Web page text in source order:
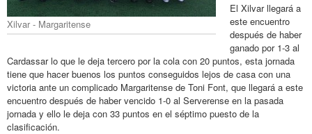
Xilvar - Margaritense
El Xilvar llegará a
este encuentro
después de haber
ganado por 1-3 al
Cardassar lo que le deja tercero por la cola con 20 puntos, esta jornada
tiene que hacer buenos los puntos conseguidos lejos de casa con una
victoria ante un complicado Margaritense de Toni Font, que llegará a este
encuentro después de haber vencido 1-0 al Serverense en la pasada
jornada y ello le deja con 33 puntos en el séptimo puesto de la
clasificación.